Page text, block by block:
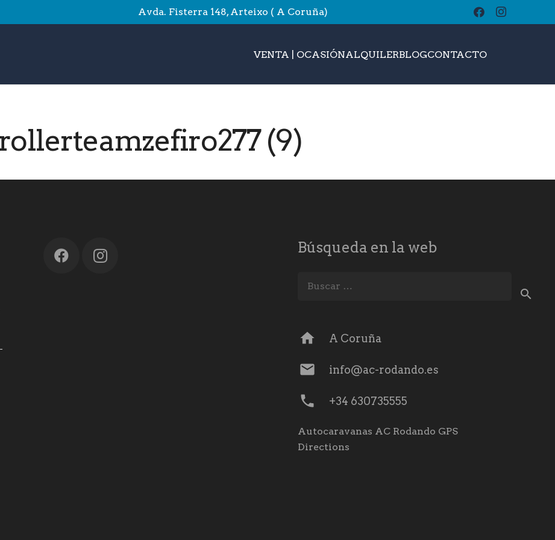
Avda. Fisterra 148, Arteixo ( A Coruña)
VENTA | OCASIÓNALQUILERBLOGCONTACTObuscar
rollerteamzefiro277 (9)
Búsqueda en la web
home A Coruña
mail info@ac-rodando.es
phone +34 630735555
Autocaravanas AC Rodando GPS
Directions